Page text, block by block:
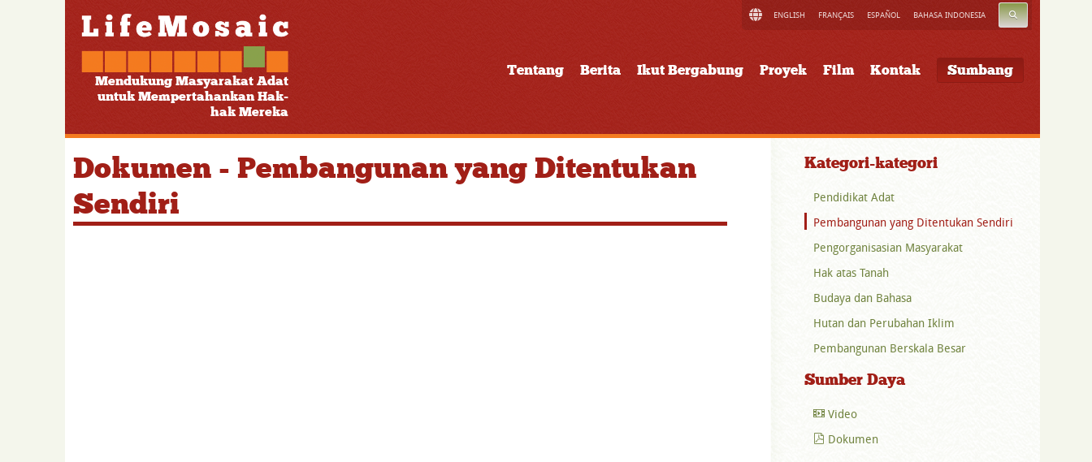
Mendukung Masyarakat Adat
untuk Mempertahankan Hak-
hak Mereka
ENGLISH FRANÇAIS ESPAÑOL BAHASA INDONESIA CARI
Tentang Berita Ikut Bergabung Proyek Film Kontak Sumbang
Dokumen - Pembangunan yang Ditentukan
Sendiri
Kategori-kategori
Pendidikat Adat
Pembangunan yang Ditentukan Sendiri
Pengorganisasian Masyarakat
Hak atas Tanah
Budaya dan Bahasa
Hutan dan Perubahan Iklim
Pembangunan Berskala Besar
Sumber Daya
Video
Dokumen